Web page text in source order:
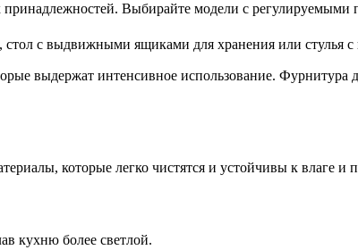
Выбирайте модели с
стол с выдвижными ящиками для хранения или стулья
выдержат интенсивное использование. Фурнитура
которые легко чистятся и устойчивы к влаге и
кухню более светлой.